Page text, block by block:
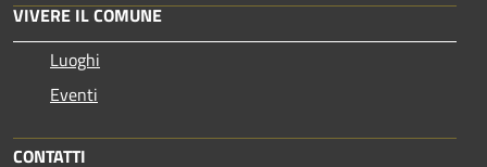
VIVERE IL COMUNE
Luoghi
Eventi
CONTATTI